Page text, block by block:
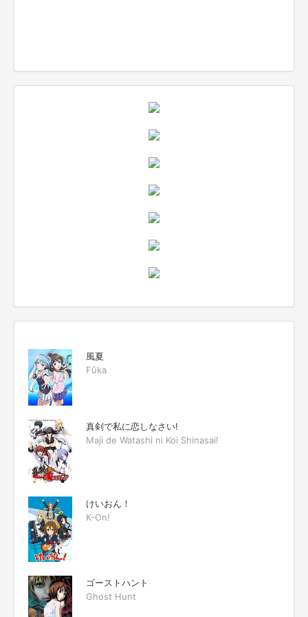
風夏
Fūka
真剣で私に恋しなさい!
Maji de Watashi ni Koi Shinasai!
けいおん！
K-On!
ゴーストハント
Ghost Hunt